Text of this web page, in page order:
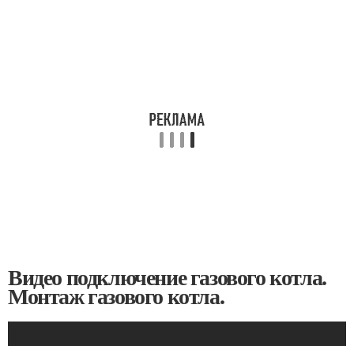
Видео подключение газового котла.
Монтаж газового котла.